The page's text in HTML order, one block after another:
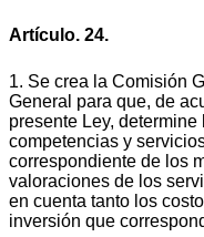
Artículo. 24.
1. Se crea la Comisión
General para que, de
presente Ley,
competencias y
correspondiente de los
valoraciones de los
en cuenta tanto los
inversión que